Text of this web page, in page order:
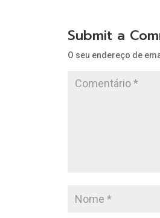
Submit a
O seu endereço de